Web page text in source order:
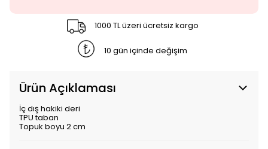
1000 TL üzeri ücretsiz kargo
10 gün içinde değişim
Ürün Açıklaması
İç dış hakiki deri
TPU taban
Topuk boyu 2 cm